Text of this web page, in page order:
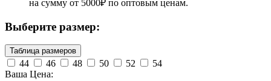
на сумму от 5000₽ по оптовым ценам.
Выберите размер:
Таблица размеров
44 46 48 50 52
54
Ваша Цена: